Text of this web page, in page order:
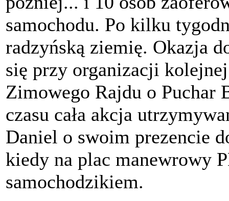
samochodu. Po kilku
radzyńską ziemię. Okazja
się przy organizacji
Zimowego Rajdu o Puchar
czasu cała akcja
Daniel o swoim prezencie
kiedy na plac manewrowy
samochodzikiem.